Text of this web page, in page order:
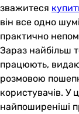
зважитеся
він все одно
практично
Зараз найбільш
працюють,
розмовою
користувачів. У
найпоширеніші